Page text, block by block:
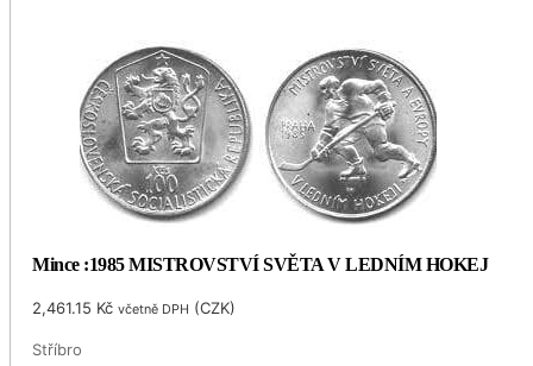
Mince :1985 MISTROVSTVÍ SVĚTA V LEDNÍM HOKEJ
2,461.15 Kč včetně DPH (CZK)
Stříbro